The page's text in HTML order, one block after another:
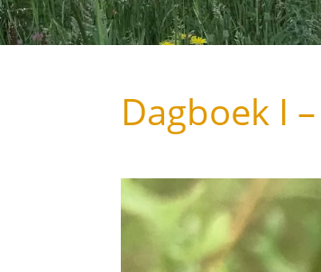
Dagboek I